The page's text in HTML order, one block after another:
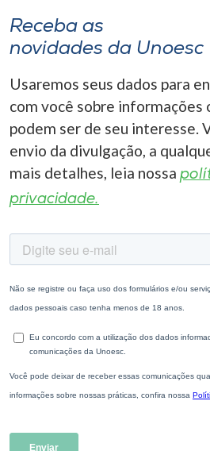
Store
Selecione
o idioma
Receba as
novidades da Unoesc
Usaremos seus dados para
com você sobre informações
podem ser de seu interesse.
envio da divulgação, a
mais detalhes, leia nossa
privacidade.